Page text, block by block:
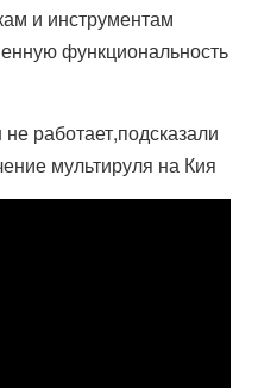
и инструментам
функциональность
работает,подсказали
мультируля на Кия